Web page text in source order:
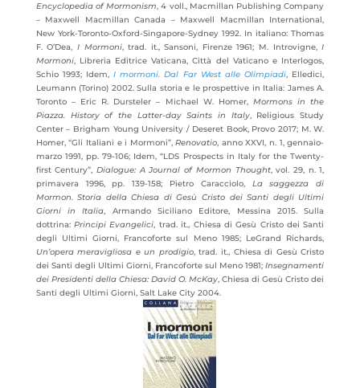
Encyclopedia of Mormonism, 4 voll., Macmillan Publishing Company
– Maxwell Macmillan Canada – Maxwell Macmillan International,
New York-Toronto-Oxford-Singapore-Sydney 1992. In italiano: Thomas
F. O’Dea, I Mormoni, trad. it., Sansoni, Firenze 1961; M. Introvigne,I
Mormoni, Libreria Editrice Vaticana, Città del Vaticano e Interlogos,
Schio 1993; Idem,I mormoni. Dal Far West alle Olimpiadi, Elledici,
Leumann (Torino) 2002. Sulla storia e le prospettive in Italia: James A.
Toronto – Eric R. Dursteler – Michael W. Homer, Mormons in the
Piazza. History of the Latter-day Saints in Italy, Religious Study
Center – Brigham Young University / Deseret Book, Provo 2017; M. W.
Homer, “Gli Italiani e i Mormoni”,Renovatio, anno XXVI, n. 1, gennaio-
marzo 1991, pp. 79-106; Idem, “LDS Prospects in Italy for the Twenty-
first Century”,Dialogue: A Journal of Mormon Thought, vol. 29, n. 1,
primavera 1996, pp. 139-158; Pietro Caracciolo, La saggezza di
Mormon. Storia della Chiesa di Gesù Cristo dei Santi degli Ultimi
Giorni in Italia, Armando Siciliano Editore, Messina 2015. Sulla
dottrina:Principi Evangelici, trad. it., Chiesa di Gesù Cristo dei Santi
degli Ultimi Giorni, Francoforte sul Meno 1985; LeGrand Richards,
Un’opera meravigliosa e un prodigio, trad. it., Chiesa di Gesù Cristo
dei Santi degli Ultimi Giorni, Francoforte sul Meno 1981;Insegnamenti
dei Presidenti della Chiesa: David O. McKay, Chiesa di Gesù Cristo dei
Santi degli Ultimi Giorni, Salt Lake City 2004.